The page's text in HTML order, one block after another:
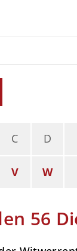
C D
V W
56